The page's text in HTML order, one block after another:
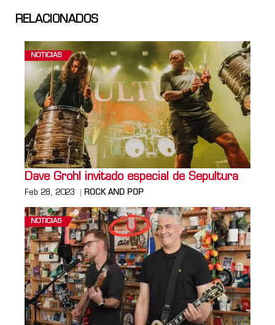
RELACIONADOS
NOTICIAS
Dave Grohl invitado especial de Sepultura
Feb 28, 2023 ROCK AND POP
NOTICIAS